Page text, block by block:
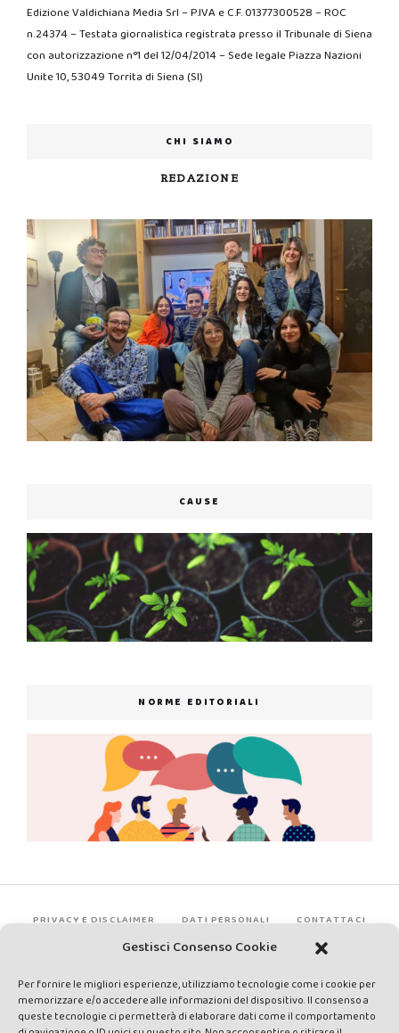
Gestisci Consenso Cookie
Per fornire le migliori esperienze, utilizziamo tecnologie come i cookie per
memorizzare e/o accedere alle informazioni del dispositivo. Il consenso a
queste tecnologie ci permetterà di elaborare dati come il comportamento
Edizione Valdichiana Media Srl – P.IVA e C.F. 01377300528 – ROC
n.24374 – Testata giornalistica registrata presso il Tribunale di Siena
con autorizzazione n°1 del 12/04/2014 – Sede legale Piazza Nazioni
Unite 10, 53049 Torrita di Siena (SI)
CHI SIAMO
REDAZIONE
CAUSE
NORME EDITORIALI
PRIVACY E DISCLAIMER DATI PERSONALI CONTATTACI